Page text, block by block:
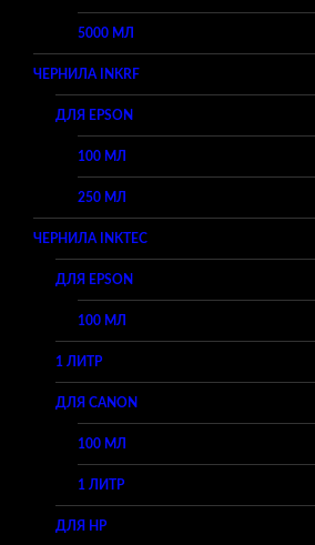
5000 МЛ
ЧЕРНИЛА INKRF
ДЛЯ EPSON
100 МЛ
250 МЛ
ЧЕРНИЛА INKTEC
ДЛЯ EPSON
100 МЛ
1 ЛИТР
ДЛЯ CANON
100 МЛ
1 ЛИТР
ДЛЯ HP